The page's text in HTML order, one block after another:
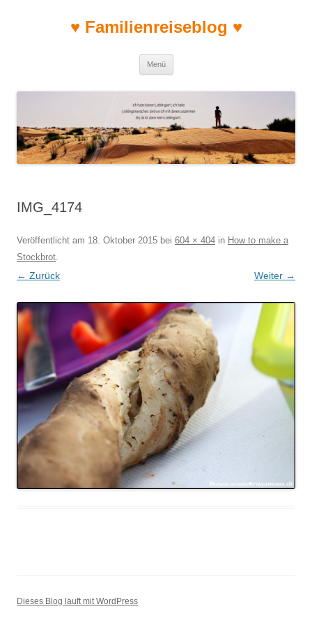
♥ Familienreiseblog ♥
Menü
IMG_4174
Veröffentlicht am 18. Oktober 2015 bei 604 × 404 in How to make a
Stockbrot.
← Zurück Weiter →
Dieses Blog läuft mit WordPress